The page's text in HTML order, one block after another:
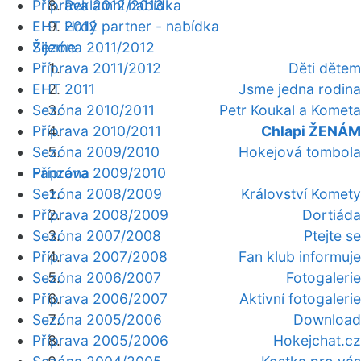
Reklamní nabídka
Hrdý partner - nabídka
Žijeme
Děti dětem
Jsme jedna rodina
Petr Koukal a Kometa
Chlapi ŽENÁM
Hokejová tombola
Fanzóna
Království Komety
Dortiáda
Ptejte se
Fan klub informuje
Fotogalerie
Aktivní fotogalerie
Download
Hokejchat.cz
Příprava 2012/2013
EHT 2012
Sezóna 2011/2012
Příprava 2011/2012
EHT 2011
Sezóna 2010/2011
Příprava 2010/2011
Sezóna 2009/2010
Příprava 2009/2010
Sezóna 2008/2009
Příprava 2008/2009
Sezóna 2007/2008
Příprava 2007/2008
Sezóna 2006/2007
Příprava 2006/2007
Sezóna 2005/2006
Příprava 2005/2006